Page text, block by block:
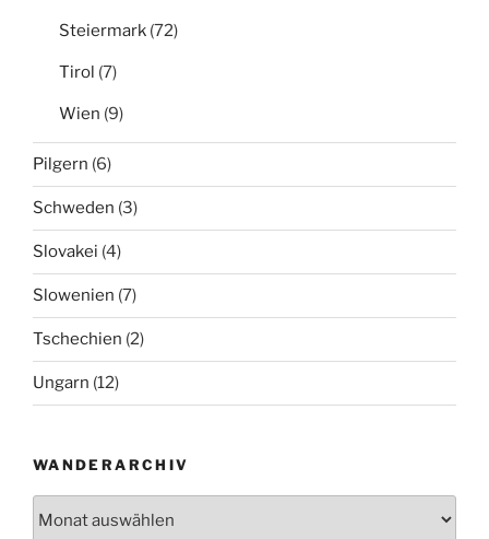
Steiermark (72)
Tirol (7)
Wien (9)
Pilgern (6)
Schweden (3)
Slovakei (4)
Slowenien (7)
Tschechien (2)
Ungarn (12)
WANDERARCHIV